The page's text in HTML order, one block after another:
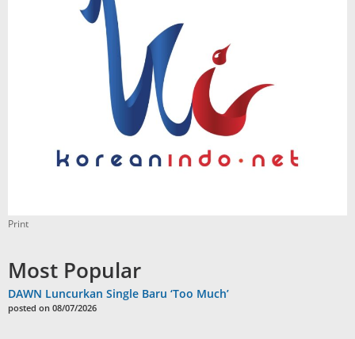
Print
Most Popular
DAWN Luncurkan Single Baru ‘Too Much’
posted on 08/07/2026